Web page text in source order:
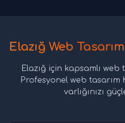
Elazığ Web
Elazığ için kapsamlı web
Profesyonel web
varlığınızı